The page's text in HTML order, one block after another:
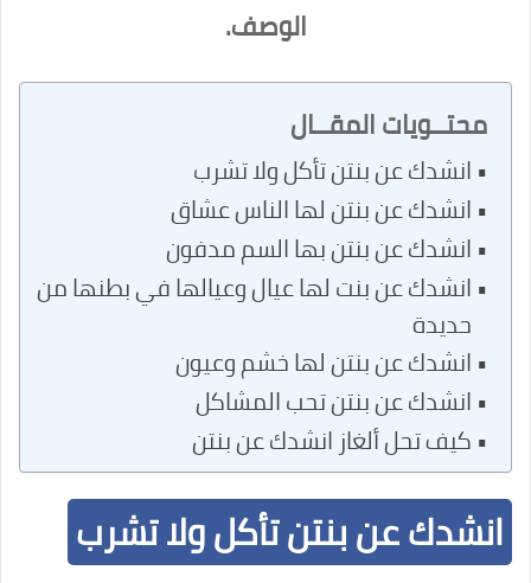
الوصف.
محتــويات المقــال
انشدك عن بنتن تأكل ولا تشرب
انشدك عن بنتن لها الناس عشاق
انشدك عن بنتن بها السم مدفون
انشدك عن بنت لها عيال وعيالها في بطنها من
حديدة
انشدك عن بنتن لها خشم وعيون
انشدك عن بنتن تحب المشاكل
كيف تحل ألغاز انشدك عن بنتن
انشدك عن بنتن تأكل ولا تشرب